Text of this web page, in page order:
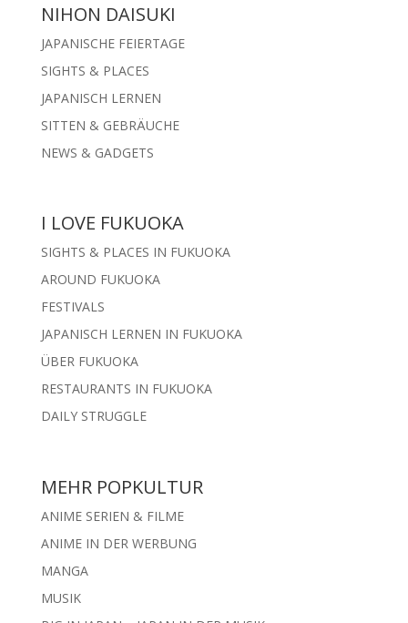
NIHON DAISUKI
JAPANISCHE FEIERTAGE
SIGHTS & PLACES
JAPANISCH LERNEN
SITTEN & GEBRÄUCHE
NEWS & GADGETS
I LOVE FUKUOKA
SIGHTS & PLACES IN FUKUOKA
AROUND FUKUOKA
FESTIVALS
JAPANISCH LERNEN IN FUKUOKA
ÜBER FUKUOKA
RESTAURANTS IN FUKUOKA
DAILY STRUGGLE
MEHR POPKULTUR
ANIME SERIEN & FILME
ANIME IN DER WERBUNG
MANGA
MUSIK